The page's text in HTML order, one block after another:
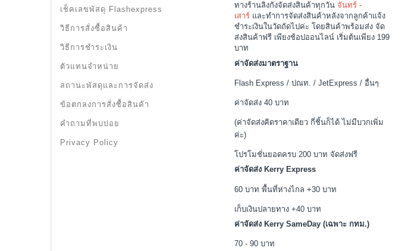
เช็คเลขพัสดุ Flashexpress
วิธีการสั่งซื้อสินค้า
วิธีการชำระเงิน
ตัวแทนจำหน่าย
สถานะพัสดุและการจัดส่ง
ข้อตกลงการสั่งซื้อสินค้า
คำถามที่พบบ่อย
Privacy Policy
ทางร้านลิงกังจัดส่งสินค้าทุกวัน จันทร์ -
เสาร์และทำการจัดส่งสินค้าหลังจากลูกค้าแจ้ง
ชำระเงินในวัดถัดไปค่ะ โดยสินค้าพร้อมส่ง จัด
ส่งสินค้าฟรี เพียงช้อปออนไลน์ เริ่มต้นเพียง 199
บาท
ค่าจัดส่งมาตราฐาน
Flash Express / ปณท. / JetExpress / อื่นๆ
ค่าจัดส่ง 40 บาท
(ค่าจัดส่งคิดราคาเดียว กี่ชิ้นก็ได้ ไม่มีบวกเพิ่ม
ค่ะ)
โปรโมชั่นยอดครบ 200 บาท จัดส่งฟรี
ค่าจัดส่ง Kerry Express
60 บาท พื้นที่ห่างไกล +30 บาท
เก็บเงินปลายทาง +40 บาท
ค่าจัดส่ง Kerry SameDay (เฉพาะ กทม.)
70 - 90 บาท